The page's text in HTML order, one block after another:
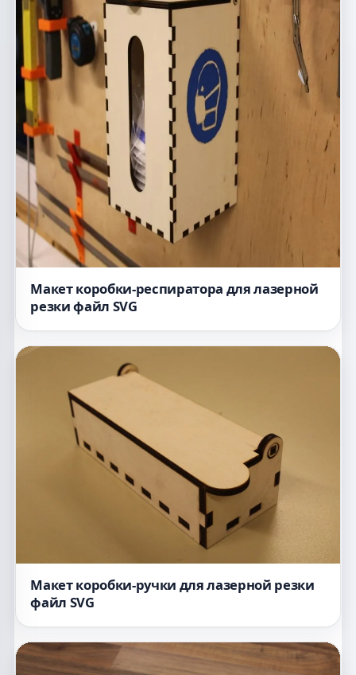
Макет коробки-респиратора для лазерной
резки файл SVG
Макет коробки-ручки для лазерной резки
файл SVG